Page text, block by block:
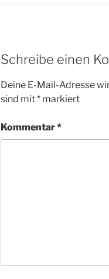
Schreibe einen
Deine E-Mail-Adresse
sind mit* markiert
Kommentar*